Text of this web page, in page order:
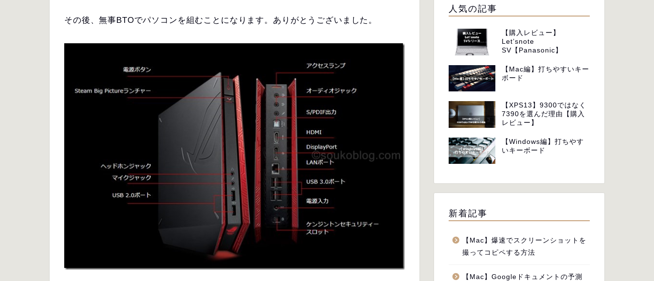
その後、無事BTOでパソコンを組むことになります。ありがとうございました。
人気の記事
【購入レビュー】
Let’snote
SV【Panasonic】
【Mac編】打ちやすいキー
ボード
【XPS13】9300ではなく
7390を選んだ理由【購入
レビュー】
【Windows編】打ちやす
いキーボード
新着記事
【Mac】爆速でスクリーンショットを
撮ってコピペする方法
【Mac】Googleドキュメントの予測